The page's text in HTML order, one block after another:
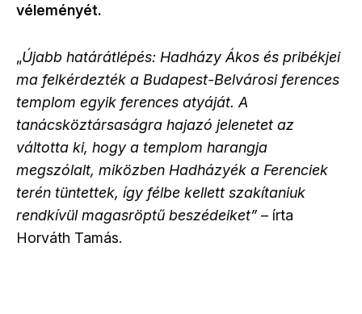
véleményét.
„Újabb határátlépés: Hadházy Ákos és pribékjei
ma felkérdezték a Budapest-Belvárosi ferences
templom egyik ferences atyáját. A
tanácsköztársaságra hajazó jelenetet az
váltotta ki, hogy a templom harangja
megszólalt, miközben Hadházyék a Ferenciek
terén tüntettek, így félbe kellett szakítaniuk
rendkívül magasröptű beszédeiket” – írta
Horváth Tamás.